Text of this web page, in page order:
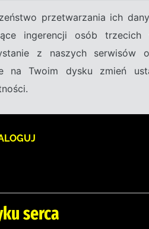
przetwarzania ich
ingerencji osób trzecich
z naszych serwisów
na Twoim dysku zmień
serca